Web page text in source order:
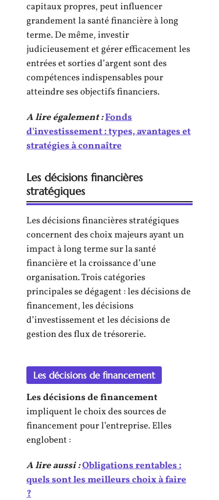
capitaux propres, peut influencer
grandement la santé financière à long
terme. De même, investir
judicieusement et gérer efficacement les
entrées et sorties d’argent sont des
compétences indispensables pour
atteindre ses objectifs financiers.
A lire également :Fonds
d'investissement : types, avantages et
stratégies à connaître
Les décisions financières
stratégiques
Les décisions financières stratégiques
concernent des choix majeurs ayant un
impact à long terme sur la santé
financière et la croissance d’une
organisation. Trois catégories
principales se dégagent : les décisions de
financement, les décisions
d’investissement et les décisions de
gestion des flux de trésorerie.
Les décisions de financement
Les décisions de financement
impliquent le choix des sources de
financement pour l’entreprise. Elles
englobent :
A lire aussi :Obligations rentables :
quels sont les meilleurs choix à faire
?